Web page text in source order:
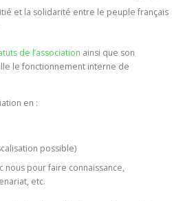
et la solidarité entre le peuple français
de l’association ainsi que son
le fonctionnement interne de
en :
possible)
nous pour faire connaissance,
etc.